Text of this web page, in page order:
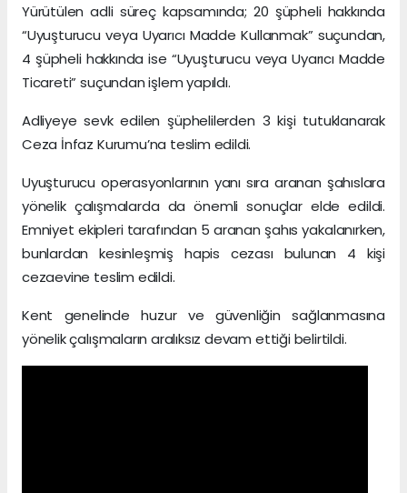
Yürütülen adli süreç kapsamında; 20 şüpheli hakkında
“Uyuşturucu veya Uyarıcı Madde Kullanmak” suçundan,
4 şüpheli hakkında ise “Uyuşturucu veya Uyarıcı Madde
Ticareti” suçundan işlem yapıldı.
Adliyeye sevk edilen şüphelilerden 3 kişi tutuklanarak
Ceza İnfaz Kurumu’na teslim edildi.
Uyuşturucu operasyonlarının yanı sıra aranan şahıslara
yönelik çalışmalarda da önemli sonuçlar elde edildi.
Emniyet ekipleri tarafından 5 aranan şahıs yakalanırken,
bunlardan kesinleşmiş hapis cezası bulunan 4 kişi
cezaevine teslim edildi.
Kent genelinde huzur ve güvenliğin sağlanmasına
yönelik çalışmaların aralıksız devam ettiği belirtildi.